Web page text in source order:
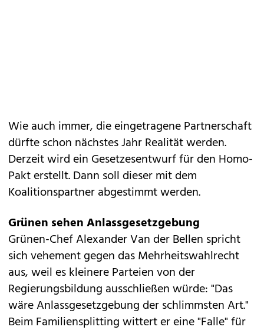
Wie auch immer, die eingetragene Partnerschaft
dürfte schon nächstes Jahr Realität werden.
Derzeit wird ein Gesetzesentwurf für den Homo-
Pakt erstellt. Dann soll dieser mit dem
Koalitionspartner abgestimmt werden.
Grünen sehen Anlassgesetzgebung
Grünen-Chef Alexander Van der Bellen spricht
sich vehement gegen das Mehrheitswahlrecht
aus, weil es kleinere Parteien von der
Regierungsbildung ausschließen würde: "Das
wäre Anlassgesetzgebung der schlimmsten Art."
Beim Familiensplitting wittert er eine "Falle" für